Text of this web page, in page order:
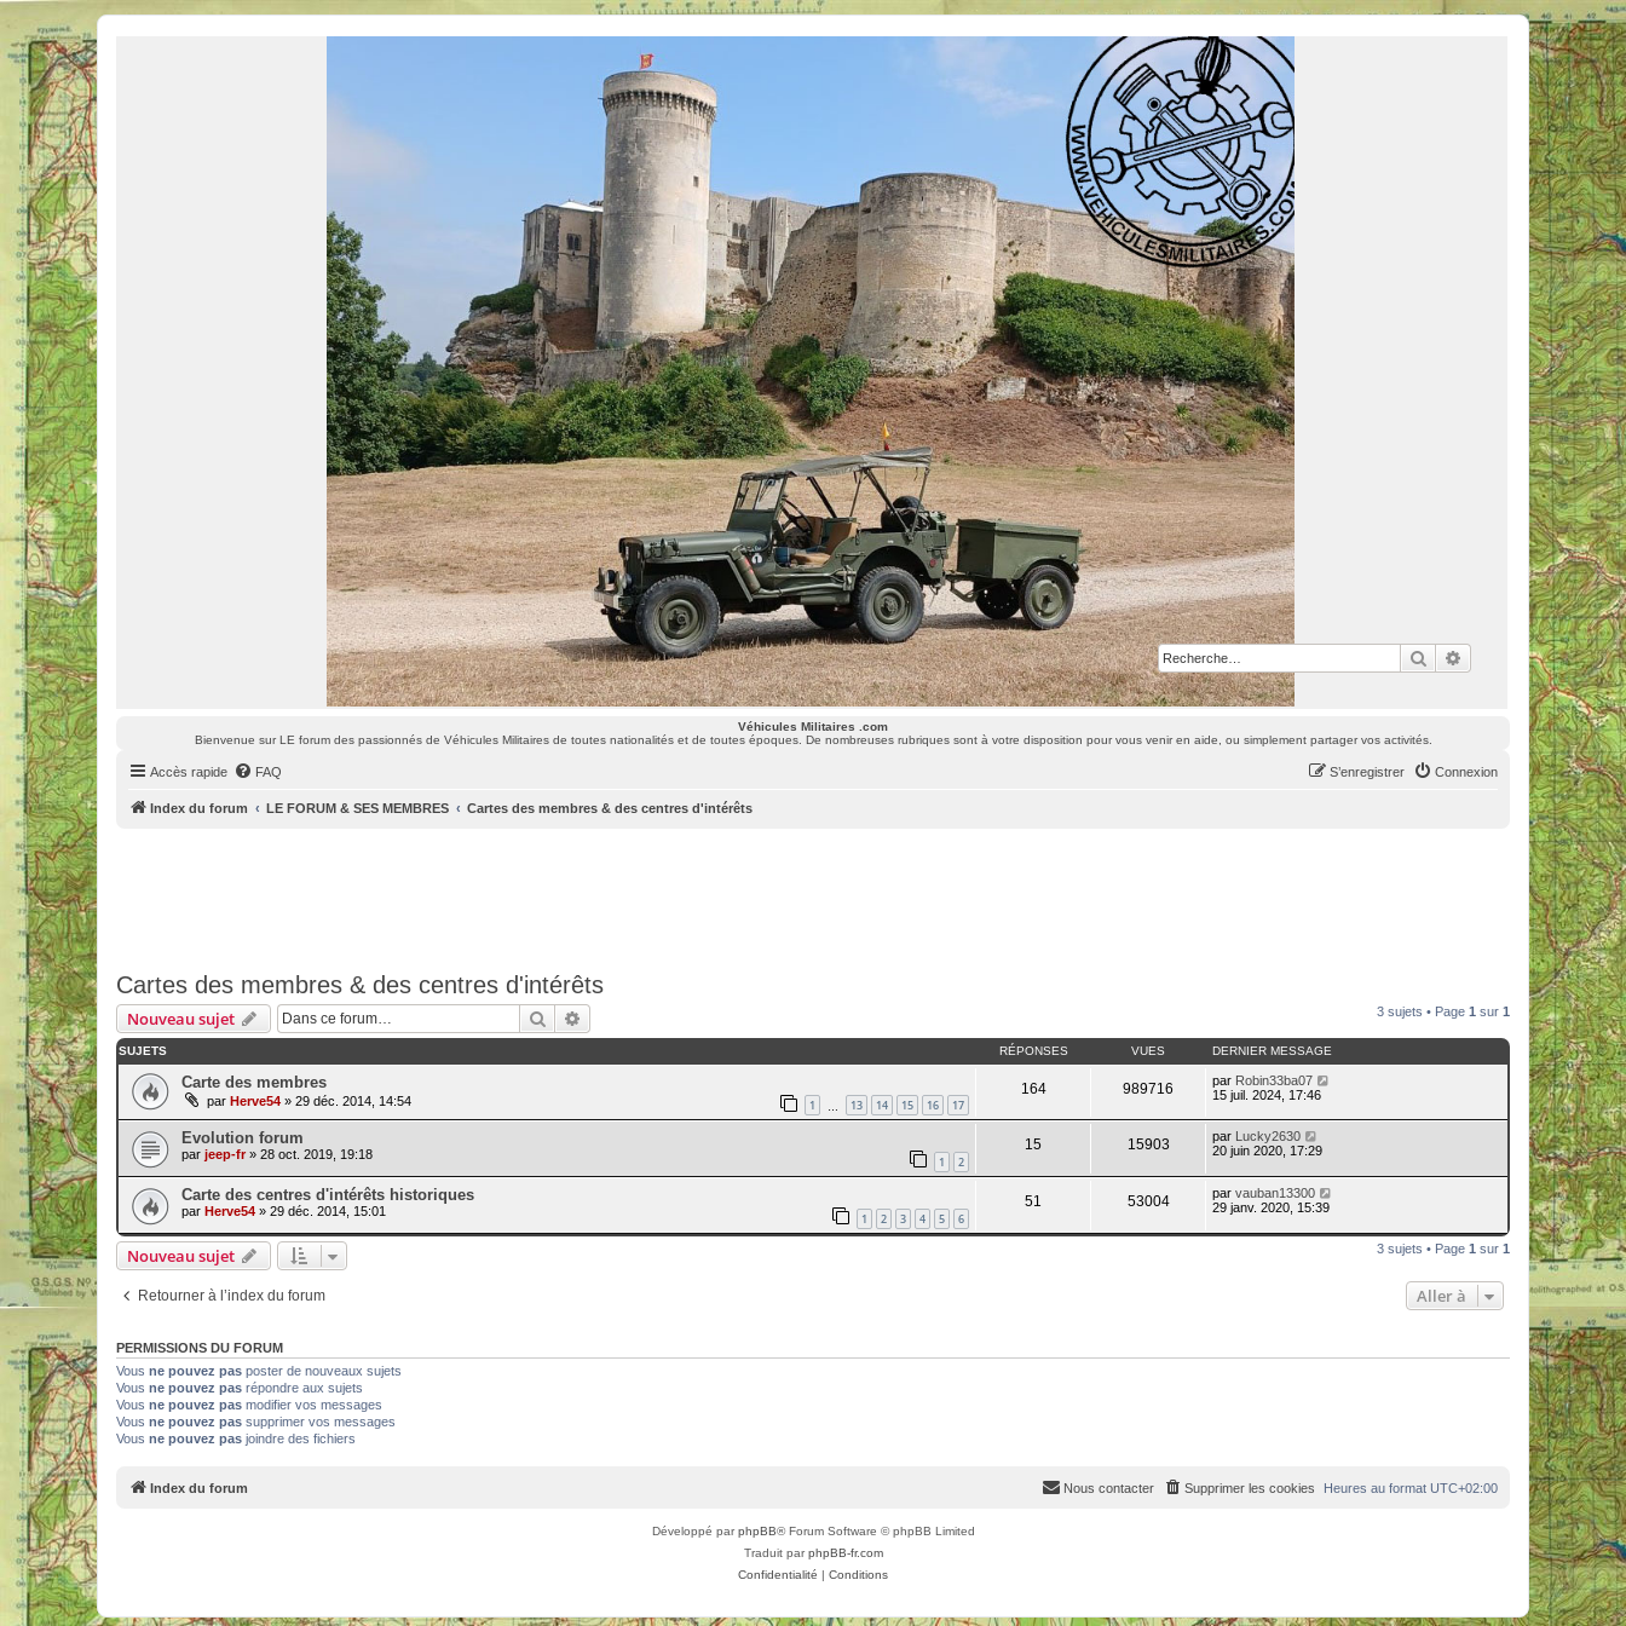
RechercherRecherche avancée
Bienvenue sur LE forum des passionnés de Véhicules Militaires de toutes nationalités et de toutes époques. De nombreuses rubriques sont à votre disposition pour vous venir en aide, ou simplement partager vos activités.
Véhicules Militaires .com
Bienvenue sur LE forum des passionnés de Véhicules Militaires de toutes nationalités et de toutes époques. De nombreuses rubriques sont à votre disposition pour vous venir en aide, ou simplement partager vos activités.
Accès rapide FAQ Connexion
S’enregistrer
Index du forum LE FORUM & SES MEMBRES Cartes des membres & des centres d'intérêts
Cartes des membres & des centres d'intérêts
Nouveau sujet Rechercher 3 sujets • Page 1 sur 1
SUJETS RÉPONSES VUES DERNIER MESSAGE
Carte des membres
par Herve54 » 29 déc. 2014, 14:54 1 13 14 15 16 17
164 989716 par Robin33ba07
15 juil. 2024, 17:46
Evolution forum
par jeep-fr » 28 oct. 2019, 19:18 1 2
15 15903 par
Lucky2630
20 juin 2020, 17:29
Carte des centres d'intérêts historiques
par Herve54 » 29 déc. 2014, 15:01 1 2 3 4 5 6
51 53004 par vauban13300
29 janv. 2020, 15:39
Nouveau sujet 3 sujets • Page 1 sur 1
Retourner à l’index du forum Aller à
PERMISSIONS DU FORUM
Vous ne pouvez pas poster de nouveaux sujets
Vous ne pouvez pas répondre aux sujets
Vous ne pouvez pas modifier vos messages
Vous ne pouvez pas supprimer vos messages
Vous ne pouvez pas joindre des fichiers
Index du forum Heures au format UTC+02:00
Supprimer les cookies
Nous contacter
Développé parphpBB® Forum Software © phpBB Limited
Traduit parphpBB-fr.com
Confidentialité | Conditions